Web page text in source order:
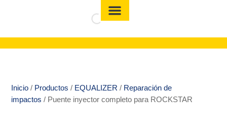
Inicio / Productos / EQUALIZER / Reparación de
impactos / Puente inyector completo para ROCKSTAR